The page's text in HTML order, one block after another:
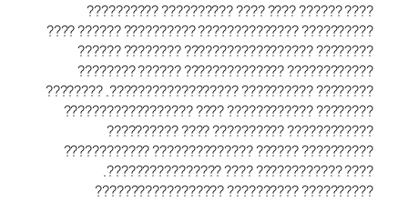
???? ?????? ???? ???? ?????????? ??????????
?????????? ?????????????? ?????????? ?????? ????
???????? ?????????????????? ???????? ??????
???????????? ?????????????? ?????? ????????
???????? ?????????? ??????????????????. ????????
???????? ???????????? ???? ??????????????????
???????????? ?????????? ???? ??????????
?????????? ?????? ?????????????? ????????????
???? ???????????? ???? ????????????????.
?????????? ?????????? ??????????????????